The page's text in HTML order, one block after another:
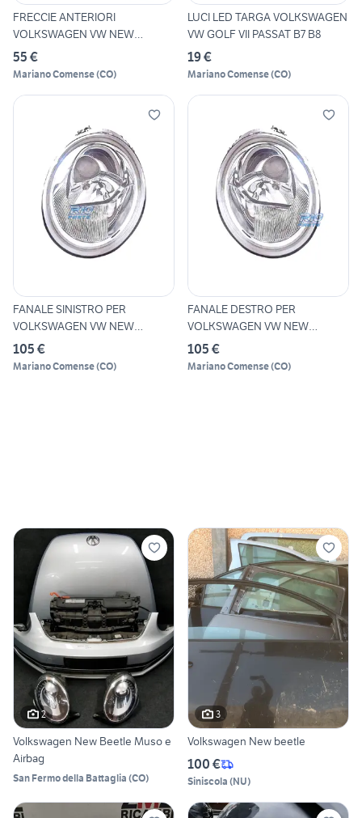
FRECCIE ANTERIORI
VOLKSWAGEN VW NEW
BEETLE 98-06 C
55 €
Mariano Comense(CO)
LUCI LED TARGA VOLKSWAGEN
VW GOLF VII PASSAT B7 B8
19 €
Mariano Comense(CO)
FANALE SINISTRO PER
VOLKSWAGEN VW NEW
BEETLE 98-05
105 €
Mariano Comense(CO)
FANALE DESTRO PER
VOLKSWAGEN VW NEW
BEETLE 98-05
105 €
Mariano Comense(CO)
2
Volkswagen New Beetle Muso e
Airbag
San Fermo della Battaglia (CO)
3
Volkswagen New beetle
100 €
Siniscola (NU)